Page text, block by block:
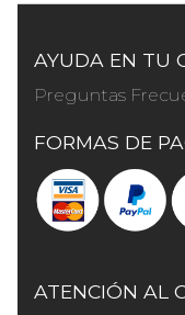
AYUDA EN TU
Preguntas
FORMAS DE
ATENCIÓN AL